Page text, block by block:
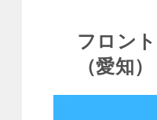
フロン
（愛知）